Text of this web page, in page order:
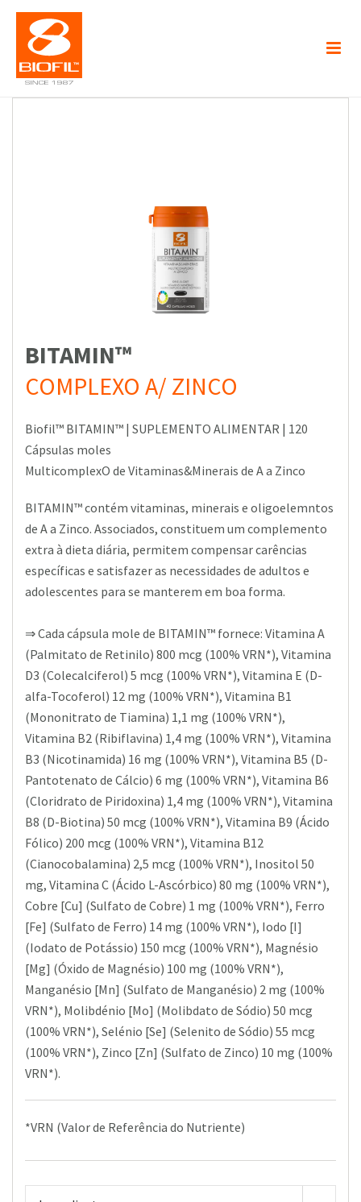
BITAMIN™
COMPLEXO A/ ZINCO
Biofil™ BITAMIN™ | SUPLEMENTO ALIMENTAR | 120
Cápsulas moles
MulticomplexO de Vitaminas&Minerais de A a Zinco
BITAMIN™ contém vitaminas, minerais e oligoelemntos
de A a Zinco. Associados, constituem um complemento
extra à dieta diária, permitem compensar carências
específicas e satisfazer as necessidades de adultos e
adolescentes para se manterem em boa forma.
⇒ Cada cápsula mole de BITAMIN™ fornece: Vitamina A
(Palmitato de Retinilo) 800 mcg (100% VRN*), Vitamina
D3 (Colecalciferol) 5 mcg (100% VRN*), Vitamina E (D-
alfa-Tocoferol) 12 mg (100% VRN*), Vitamina B1
(Mononitrato de Tiamina) 1,1 mg (100% VRN*),
Vitamina B2 (Ribiflavina) 1,4 mg (100% VRN*), Vitamina
B3 (Nicotinamida) 16 mg (100% VRN*), Vitamina B5 (D-
Pantotenato de Cálcio) 6 mg (100% VRN*), Vitamina B6
(Cloridrato de Piridoxina) 1,4 mg (100% VRN*), Vitamina
B8 (D-Biotina) 50 mcg (100% VRN*), Vitamina B9 (Ácido
Fólico) 200 mcg (100% VRN*), Vitamina B12
(Cianocobalamina) 2,5 mcg (100% VRN*), Inositol 50
mg, Vitamina C (Ácido L-Ascórbico) 80 mg (100% VRN*),
Cobre [Cu] (Sulfato de Cobre) 1 mg (100% VRN*), Ferro
[Fe] (Sulfato de Ferro) 14 mg (100% VRN*), Iodo [I]
(Iodato de Potássio) 150 mcg (100% VRN*), Magnésio
[Mg] (Óxido de Magnésio) 100 mg (100% VRN*),
Manganésio [Mn] (Sulfato de Manganésio) 2 mg (100%
VRN*), Molibdénio [Mo] (Molibdato de Sódio) 50 mcg
(100% VRN*), Selénio [Se] (Selenito de Sódio) 55 mcg
(100% VRN*), Zinco [Zn] (Sulfato de Zinco) 10 mg (100%
VRN*).
*VRN (Valor de Referência do Nutriente)